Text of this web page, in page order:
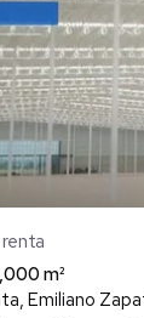
m²
Emiliano